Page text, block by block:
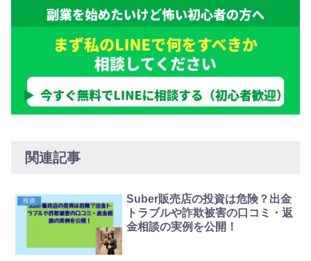
関連記事
投資
Suber販売店の投資は危険？出金
トラブルや詐欺被害の口コミ・返
金相談の実例を公開！